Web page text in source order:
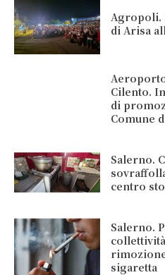
Agropoli.
di Arisa
Cilento.
di
Comune
Salerno.
centro
Salerno.
sigaretta